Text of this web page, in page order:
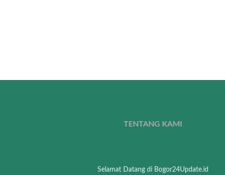
TENTANG KAMI
Selamat Datang di Bogor24Update.id